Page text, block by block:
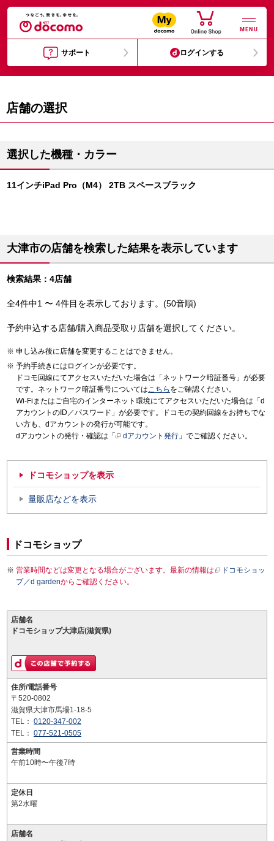
MENU
サポート ログインする
店舗の選択
選択した機種・カラー
11インチiPad Pro（M4） 2TB スペースブラック
大津市の店舗を検索した結果を表示しています
検索結果：4店舗
全4件中1 〜 4件目を表示しております。(50音順)
予約申込する店舗/購入商品受取り店舗を選択してください。
申し込み後に店舗を変更することはできません。
予約手続きにはログインが必要です。
ドコモ回線にてアクセスいただいた場合は「ネットワーク暗証番号」が必要
です。ネットワーク暗証番号についてはこちら をご確認ください。
Wi-Fiまたはご自宅のインターネット環境にてアクセスいただいた場合は「d
アカウントのID／パスワード」が必要です。ドコモの契約回線をお持ちでな
い方も、dアカウントの発行が可能です。
dアカウントの発行・確認は「
dアカウント発行 」でご確認ください。
ドコモショップを表示
量販店などを表示
ドコモショップ
営業時間などは変更となる場合がございます。最新の情報は
ドコモショッ
プ／d gardenからご確認ください。
店舗名
ドコモショップ大津店(滋賀県)
住所/電話番号
〒520-0802
滋賀県大津市馬場1-18-5
TEL： 0120-347-002
TEL： 077-521-0505
営業時間
午前10時〜午後7時
定休日
第2水曜
店舗名